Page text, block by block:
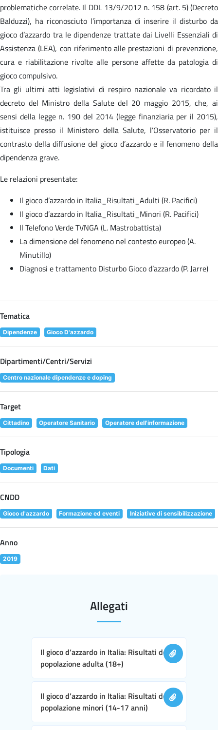
problematiche correlate. Il DDL 13/9/2012 n. 158 (art. 5) (Decreto
Balduzzi), ha riconosciuto l’importanza di inserire il disturbo da
gioco d’azzardo tra le dipendenze trattate dai Livelli Essenziali di
Assistenza (LEA), con riferimento alle prestazioni di prevenzione,
cura e riabilitazione rivolte alle persone affette da patologia di
gioco compulsivo.
Tra gli ultimi atti legislativi di respiro nazionale va ricordato il
decreto del Ministro della Salute del 20 maggio 2015, che, ai
sensi della legge n. 190 del 2014 (legge finanziaria per il 2015),
istituisce presso il Ministero della Salute, l’Osservatorio per il
contrasto della diffusione del gioco d’azzardo e il fenomeno della
dipendenza grave.
Le relazioni presentate:
Il gioco d’azzardo in Italia_Risultati_Adulti (R. Pacifici)
Il gioco d’azzardo in Italia_Risultati_Minori (R. Pacifici)
Il Telefono Verde TVNGA (L. Mastrobattista)
La dimensione del fenomeno nel contesto europeo (A.
Minutillo)
Diagnosi e trattamento Disturbo Gioco d’azzardo (P. Jarre)
Tematica
Dipendenze Gioco D'azzardo
Dipartimenti/Centri/Servizi
Centro nazionale dipendenze e doping
Target
Cittadino Operatore Sanitario Operatore dell'informazione
Tipologia
Documenti Dati
CNDD
Gioco d'azzardo Formazione ed eventi Iniziative di sensibilizzazione
Anno
2019
Allegati
Il gioco d’azzardo in Italia: Risultati della
popolazione adulta (18+)
Il gioco d’azzardo in Italia: Risultati della
popolazione minori (14-17 anni)